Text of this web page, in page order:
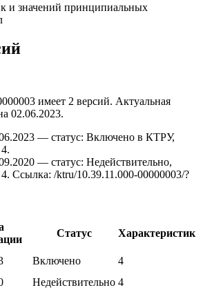
и значений принципиальных
имеет 2 версий. Актуальная
02.06.2023.
— статус: Включено в КТРУ,
— статус: Недействительно,
Ссылка: /ktru/10.39.11.000-00000003/?
Статус
Характеристик
Включено
4
Недействительно 4